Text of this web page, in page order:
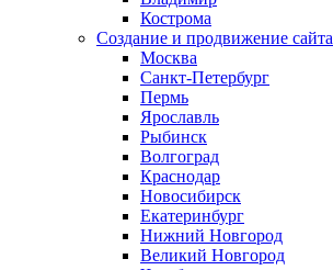
Кострома
Создание и продвижение сайта
Москва
Санкт-Петербург
Пермь
Ярославль
Рыбинск
Волгоград
Краснодар
Новосибирск
Екатеринбург
Нижний Новгород
Великий Новгород